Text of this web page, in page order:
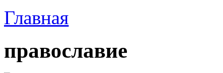
Главная
православие